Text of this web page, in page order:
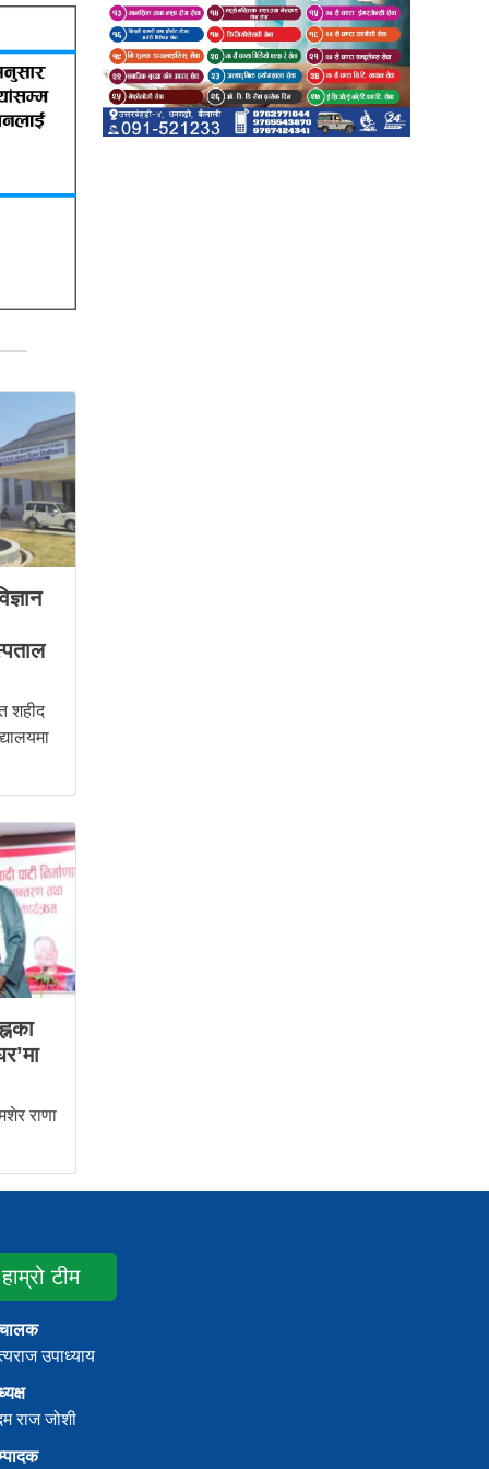
शहीद
राणा
हाम्रो टीम
उपाध्याय
राज जोशी